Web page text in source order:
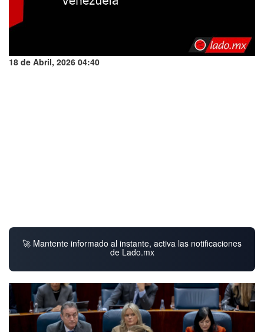
18 de Abril, 2026 04:40
🚀 Mantente informado al instante, activa las notificaciones
de Lado.mx